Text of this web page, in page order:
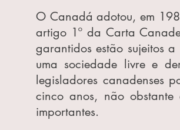
O Canadá adotou, em
artigo 1º da Carta
garantidos estão sujeitos
uma sociedade livre e
legisladores canadenses
cinco anos, não obstante
importantes.